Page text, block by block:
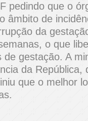
pedindo que o
âmbito de
da
o que
gestação. A
da República,
que o melhor